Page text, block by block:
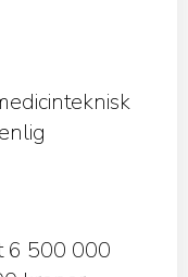
6 500 000